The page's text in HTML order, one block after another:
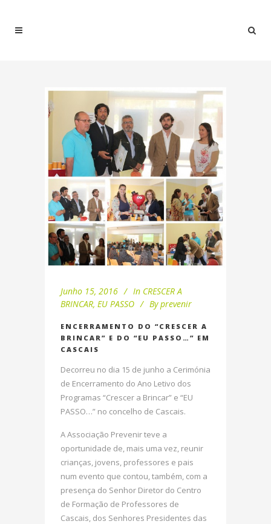
Junho 15, 2016 In CRESCER A
BRINCAR, EU PASSO By prevenir
ENCERRAMENTO DO “CRESCER A
BRINCAR” E DO “EU PASSO…” EM
CASCAIS
Decorreu no dia 15 de junho a Cerimónia
de Encerramento do Ano Letivo dos
Programas “Crescer a Brincar” e “EU
PASSO…” no concelho de Cascais.
A Associação Prevenir teve a
oportunidade de, mais uma vez, reunir
crianças, jovens, professores e pais
num evento que contou, também, com a
presença do Senhor Diretor do Centro
de Formação de Professores de
Cascais, dos Senhores Presidentes das